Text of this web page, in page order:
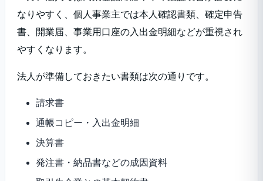
なりやすく、個人事業主では本人確認書類、確定申告
書、開業届、事業用口座の入出金明細などが重視され
やすくなります。
法人が準備しておきたい書類は次の通りです。
請求書
通帳コピー・入出金明細
決算書
発注書・納品書などの成因資料